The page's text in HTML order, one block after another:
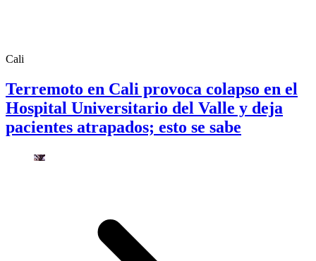
Cali
Terremoto en Cali provoca colapso en el
Hospital Universitario del Valle y deja
pacientes atrapados; esto se sabe